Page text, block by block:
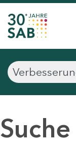
Suche